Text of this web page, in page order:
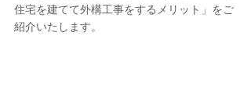
住宅を建てて外構工事をするメリット」をご
紹介いたします。